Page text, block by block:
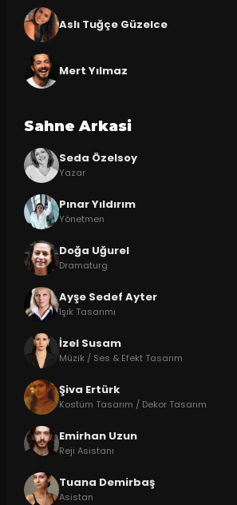
Aslı Tuğçe Güzelce
Mert Yılmaz
Sahne Arkasi
Seda Özelsoy
Yazar
Pınar Yıldırım
Yönetmen
Doğa Uğurel
Dramaturg
Ayşe Sedef Ayter
Işık Tasarımı
İzel Susam
Müzik / Ses & Efekt Tasarım
Şiva Ertürk
Kostüm Tasarım / Dekor Tasarım
Emirhan Uzun
Reji Asistanı
Tuana Demirbaş
Asistan